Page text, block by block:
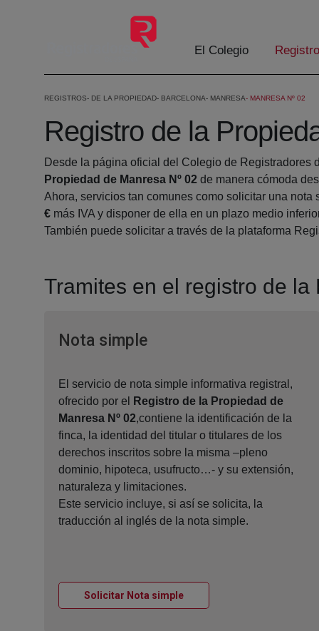
Saltar al contenido principal
El Colegio
REGISTROS DE LA PROPIEDAD BARCELONA MANRESA MANRESA Nº 02
Registro de la
Desde la página oficial del Colegio de Registradores
Propiedad de Manresa Nº 02 de manera cómoda
Ahora, servicios tan comunes como solicitar una nota
€ más IVA y disponer de ella en un plazo medio
También puede solicitar a través de la plataforma
Tramites en el registro de la
Nota simpleVentana nueva
El servicio de nota simple informativa registral,
ofrecido por el
Registro de la Propiedad de
Manresa Nº 02,contiene la identificación de la
finca, la identidad del titular o titulares de los
derechos inscritos sobre la misma –pleno
dominio, hipoteca, usufructo…- y su extensión,
naturaleza y limitaciones.
Este servicio incluye, si así se solicita, la
traducción al inglés de la nota simple.
Solicitar Nota simpleVentana nueva